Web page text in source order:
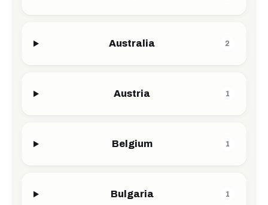
Australia 2
Austria 1
Belgium 1
Bulgaria 1